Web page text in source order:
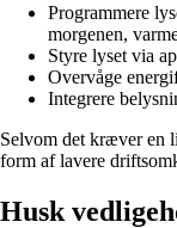
Programmere
morgenen,
Styre lyset via
Overvåge
Integrere
Selvom det kræver en
form af lavere
Husk